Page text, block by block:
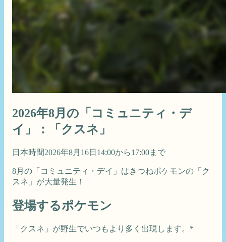
2026年8月の「コミュニティ・デ
イ」：「クスネ」
日本時間2026年8月16日14:00から17:00まで
8月の「コミュニティ・デイ」はきつねポケモンの「ク
スネ」が大量発生！
登場するポケモン
「クスネ」が野生でいつもより多く出現します。*